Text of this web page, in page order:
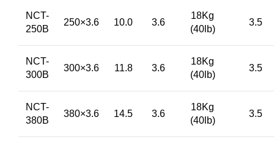
NCT-
250B
250×3.6 10.0 3.6
18Kg
(40lb)
3.5
NCT-
300B
300×3.6 11.8 3.6
18Kg
(40lb)
3.5
NCT-
380B
380×3.6 14.5 3.6
18Kg
(40lb)
3.5